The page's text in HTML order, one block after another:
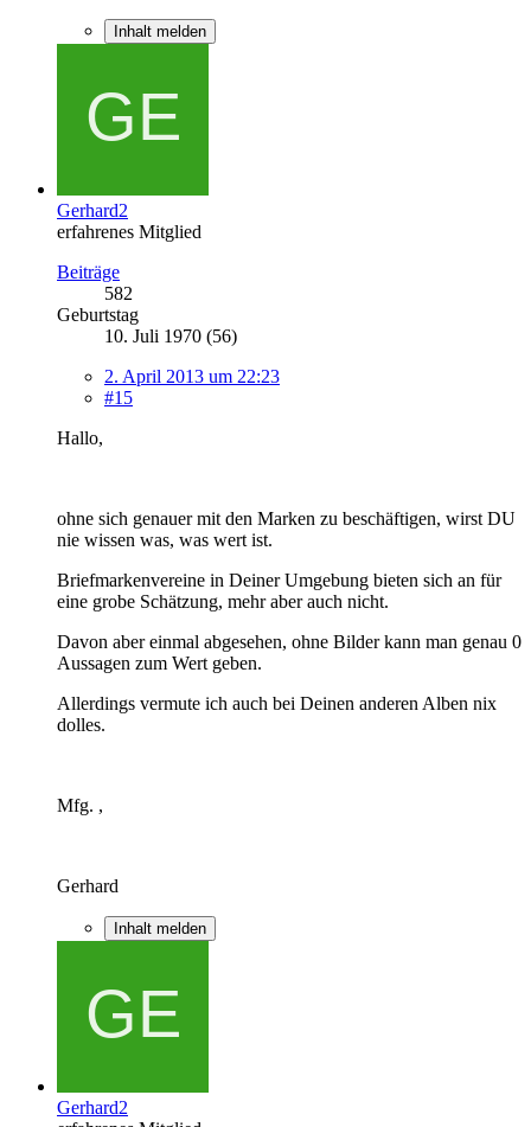
Inhalt melden
Gerhard2
erfahrenes Mitglied
Beiträge
582
Geburtstag
10. Juli 1970 (56)
2. April 2013 um 22:23
#15
Hallo,
ohne sich genauer mit den Marken zu beschäftigen, wirst DU
nie wissen was, was wert ist.
Briefmarkenvereine in Deiner Umgebung bieten sich an für
eine grobe Schätzung, mehr aber auch nicht.
Davon aber einmal abgesehen, ohne Bilder kann man genau 0
Aussagen zum Wert geben.
Allerdings vermute ich auch bei Deinen anderen Alben nix
dolles.
Mfg. ,
Gerhard
Inhalt melden
Gerhard2